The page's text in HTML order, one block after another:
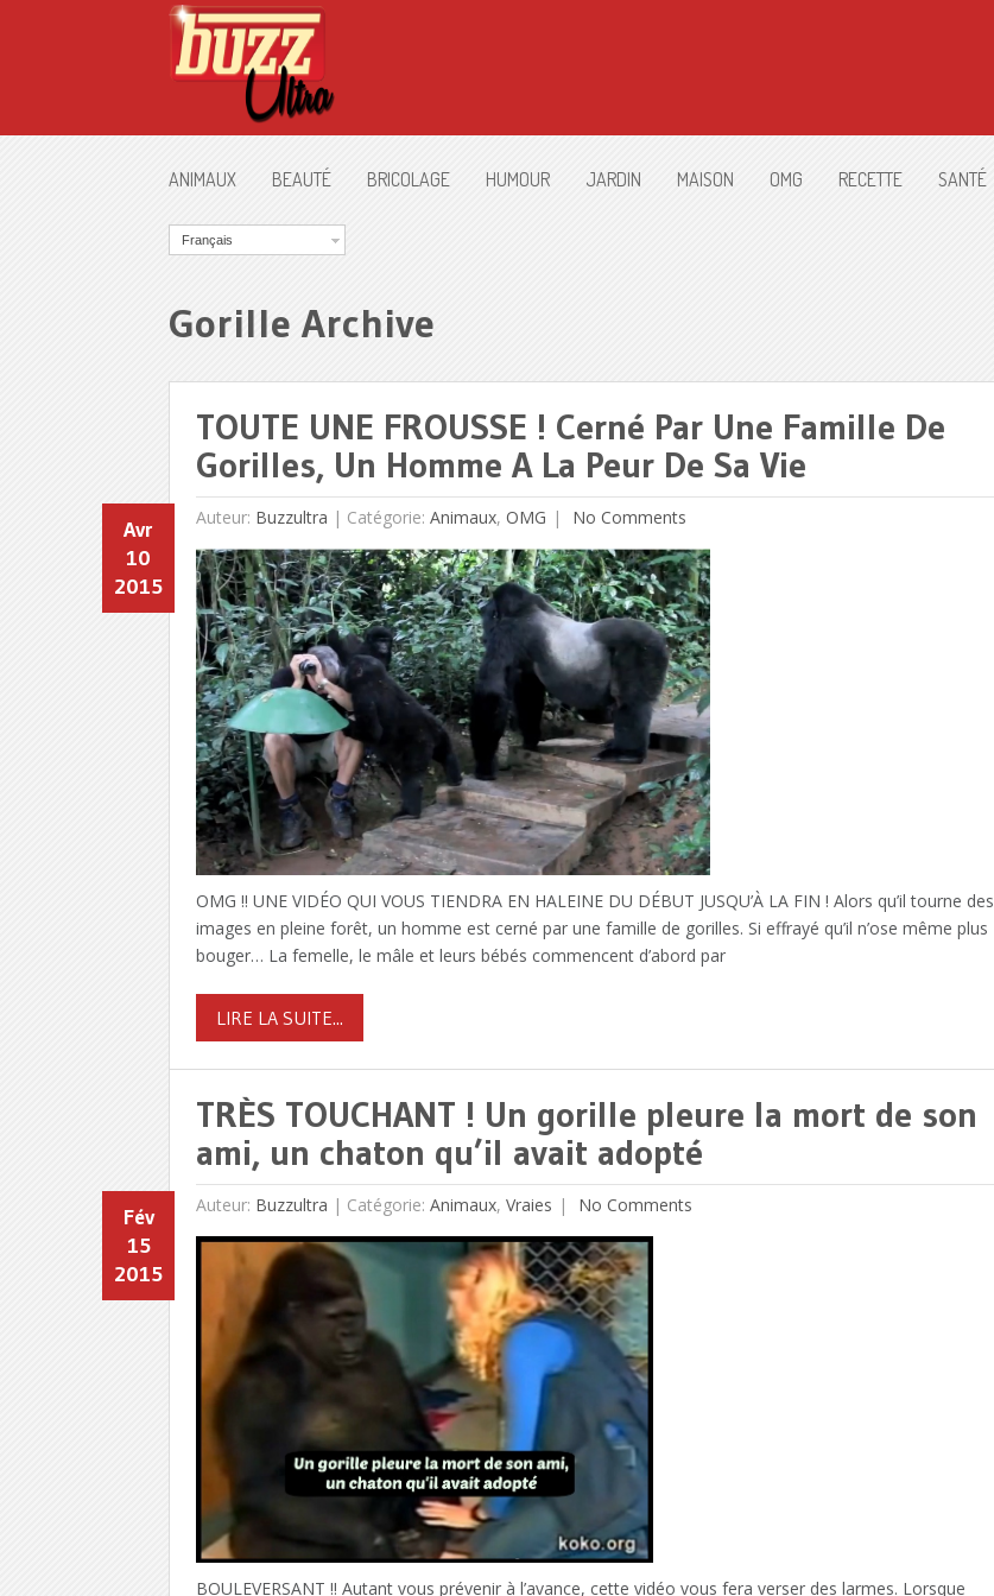
ANIMAUX BEAUTÉ BRICOLAGE HUMOUR JARDIN MAISON OMG RECETTE SANTÉ
Français
Gorille Archive
TOUTE UNE FROUSSE ! Cerné Par Une Famille De
Gorilles, Un Homme A La Peur De Sa Vie
Auteur: Buzzultra |
Avr
10
2015
Catégorie: Animaux, OMG No Comments
OMG !! UNE VIDÉO QUI VOUS TIENDRA EN HALEINE DU DÉBUT JUSQU’À LA FIN ! Alors qu’il tourne des
images en pleine forêt, un homme est cerné par une famille de gorilles. Si effrayé qu’il n’ose même plus
bouger… La femelle, le mâle et leurs bébés commencent d’abord par
LIRE LA SUITE...
TRÈS TOUCHANT ! Un gorille pleure la mort de son
ami, un chaton qu’il avait adopté
Auteur: Buzzultra |
Fév
15
2015
Catégorie: Animaux, Vraies No Comments
BOULEVERSANT !! Autant vous prévenir à l’avance, cette vidéo vous fera verser des larmes. Lorsque